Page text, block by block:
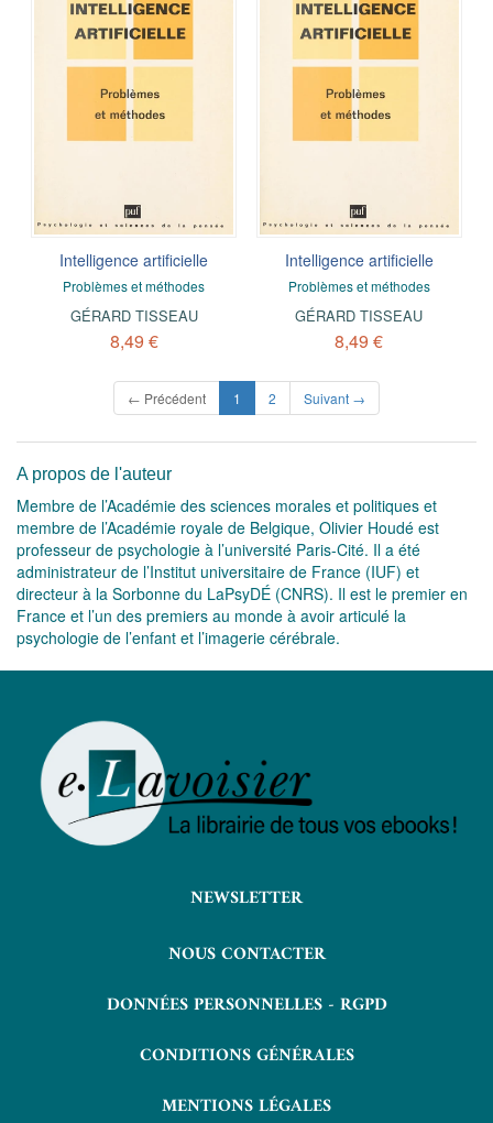
Intelligence artificielle
Problèmes et méthodes
GÉRARD TISSEAU
8,49 €
Intelligence artificielle
Problèmes et méthodes
GÉRARD TISSEAU
8,49 €
← Précédent 1 (current)
2 Suivant →
A propos de l'auteur
Membre de l’Académie des sciences morales et politiques et
membre de l’Académie royale de Belgique, Olivier Houdé est
professeur de psychologie à l’université Paris-Cité. Il a été
administrateur de l’Institut universitaire de France (IUF) et
directeur à la Sorbonne du LaPsyDÉ (CNRS). Il est le premier en
France et l’un des premiers au monde à avoir articulé la
psychologie de l’enfant et l’imagerie cérébrale.
NEWSLETTER
NOUS CONTACTER
DONNÉES PERSONNELLES - RGPD
CONDITIONS GÉNÉRALES
MENTIONS LÉGALES